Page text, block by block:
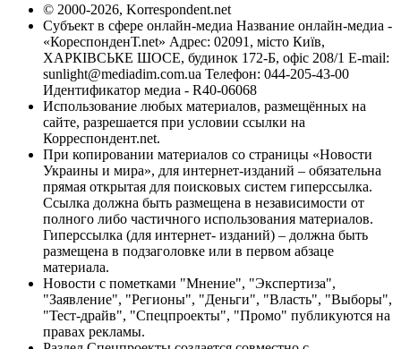
© 2000-2026, Korrespondent.net
Субъект в сфере онлайн-медиа Название онлайн-медиа -
«КореспонденТ.net» Адрес: 02091, місто Київ,
ХАРКІВСЬКЕ ШОСЕ, будинок 172-Б, офіс 208/1 E-mail:
sunlight@mediadim.com.ua Телефон: 044-205-43-00
Идентификатор медиа - R40-06068
Использование любых материалов, размещённых на
сайте, разрешается при условии ссылки на
Корреспондент.net.
При копировании материалов со страницы «Новости
Украины и мира», для интернет-изданий – обязательна
прямая открытая для поисковых систем гиперссылка.
Ссылка должна быть размещена в независимости от
полного либо частичного использования материалов.
Гиперссылка (для интернет- изданий) – должна быть
размещена в подзаголовке или в первом абзаце
материала.
Новости с пометками "Мнение", "Экспертиза",
"Заявление", "Регионы", "Деньги", "Власть", "Выборы",
"Тест-драйв", "Спецпроекты", "Промо" публикуются на
правах рекламы.